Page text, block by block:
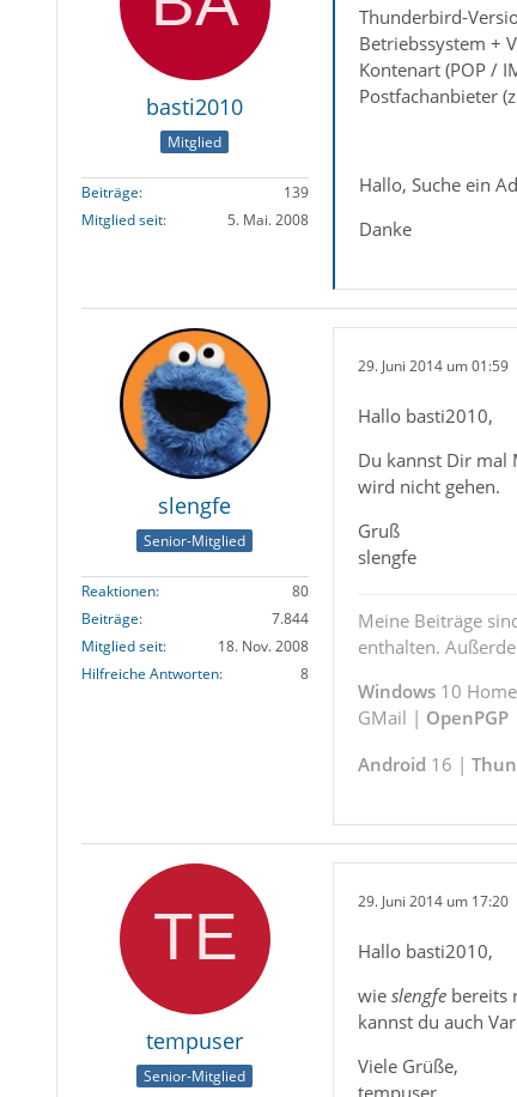
basti2010
Mitglied
Beiträge
139
Mitglied seit
5. Mai. 2008
Thunderbird-
Betriebssystem +
Kontenart (POP /
Postfachanbieter
Hallo, Suche ein
Danke
slengfe
Senior-Mitglied
Reaktionen
80
Beiträge
7.844
Mitglied seit
18. Nov. 2008
Hilfreiche Antworten
8
29. Juni 2014 um 01:59
Hallo basti2010,
Du kannst Dir mal
wird nicht gehen.
Gruß
slengfe
Meine Beiträge
enthalten.
Windows10
GMail | OpenPGP
Android 16 |
tempuser
Senior-Mitglied
29. Juni 2014 um 17:20
Hallo basti2010,
wie slengfebereits
kannst du auch
Viele Grüße,
tempuser